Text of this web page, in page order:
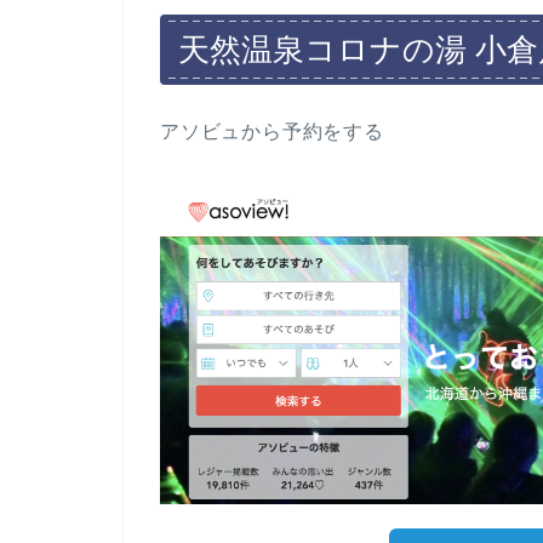
天然温泉コロナの湯 小
アソビュから予約をする